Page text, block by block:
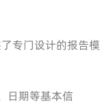
专门设计的报告模
日期等基本信